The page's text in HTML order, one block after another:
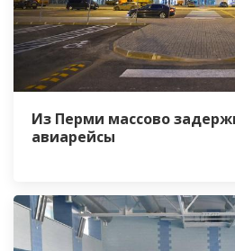
Из Перми массово
авиарейсы